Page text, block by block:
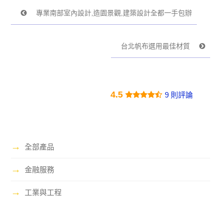
專業南部室內設計,造園景觀,建築設計全都一手包辦
台北帆布選用最佳材質
4.5 9 則評論
→ 全部產品
→ 金融服務
→ 工業與工程